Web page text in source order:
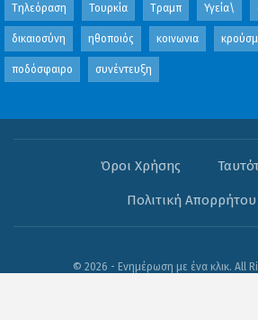
Τηλεόραση Τουρκία Τραμπ Υγεία\
δικαιοσύνη ηθοποιός κοινωνια
ποδόσφαιρο συνέντευξη
Όροι Χρήσης
Πολιτική Απορρήτου
© 2026 - Ενημέρωση με ένα κλικ. All